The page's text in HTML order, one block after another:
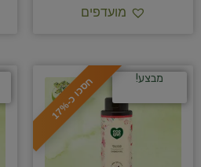
מועדפים
ח
ס
כ
ו
כ
-
1
7
% מבצע!